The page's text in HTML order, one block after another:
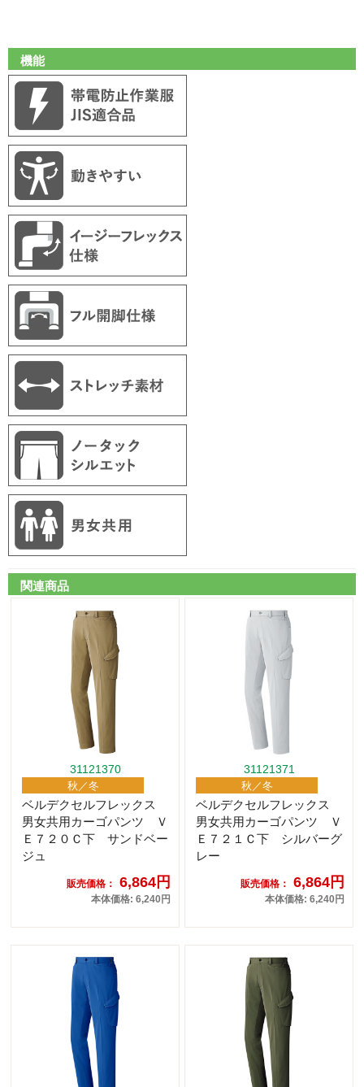
機能
関連商品
31121370
秋／冬
ベルデクセルフレックス
男女共用カーゴパンツ Ｖ
Ｅ７２０Ｃ下 サンドベー
ジュ
販売価格： 6,864円
本体価格: 6,240円
31121371
秋／冬
ベルデクセルフレックス
男女共用カーゴパンツ Ｖ
Ｅ７２１Ｃ下 シルバーグ
レー
販売価格： 6,864円
本体価格: 6,240円